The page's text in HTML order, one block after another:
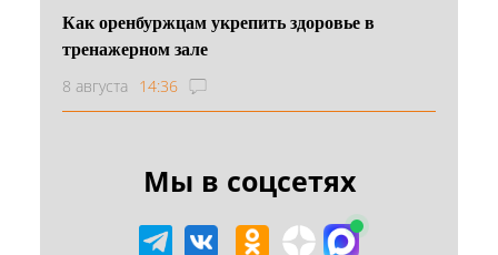
Как оренбуржцам укрепить здоровье в
тренажерном зале
8 августа 14:36
Мы в соцсетях